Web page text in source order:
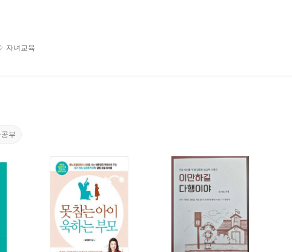
자녀교육
부